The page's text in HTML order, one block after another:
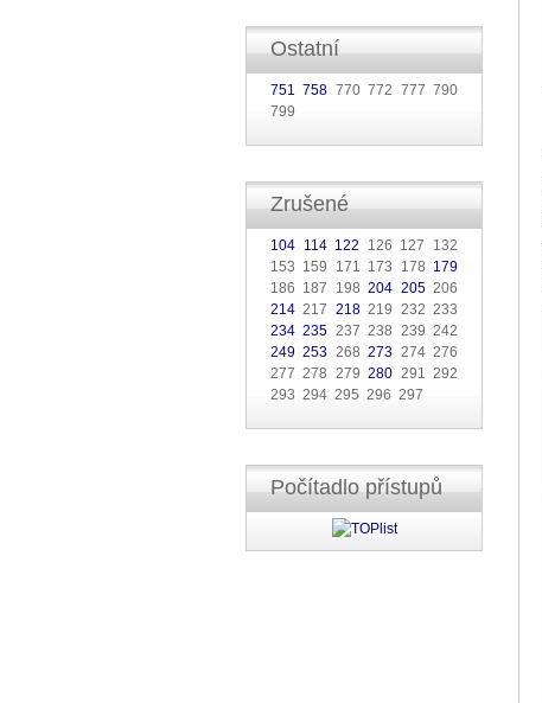
Ostatní
751 758 770 772 777 790
799
Zrušené
104 114 122 126 127 132
153 159 171 173 178 179
186 187 198204 205206
214 217 218219 232 233
234 235 237 238 239 242
249 253 268273 274 276
277 278 279280 291 292
293 294 295 296 297
Počítadlo přístupů